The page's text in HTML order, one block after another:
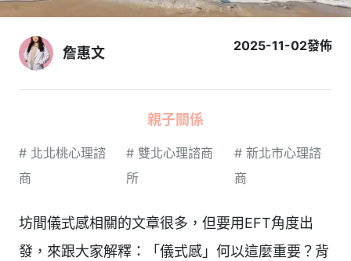
詹惠文 2025-11-02發佈
親子關係
# 北北桃心理諮
商
#雙北心理諮商
所
# 新北市心理諮
商
坊間儀式感相關的文章很多，但要用EFT角度出
發，來跟大家解釋：「儀式感」何以這麼重要？背